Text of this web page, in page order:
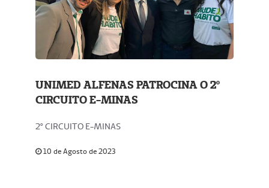
UNIMED ALFENAS PATROCINA O 2º
CIRCUITO E-MINAS
2º CIRCUITO E-MINAS
10 de Agosto de 2023